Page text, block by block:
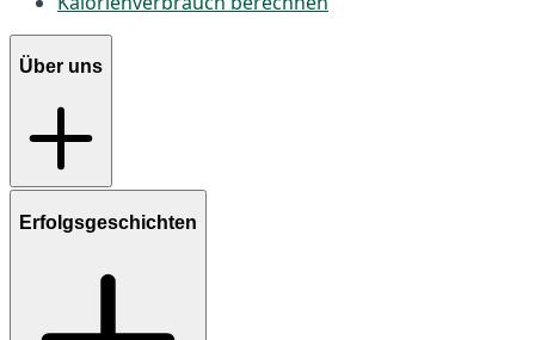
Über uns
Erfolgsgeschichten